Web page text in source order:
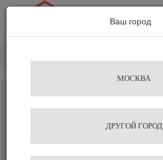
Избранное
Ваш город
МОСКВА
ДРУГОЙ ГОРОД